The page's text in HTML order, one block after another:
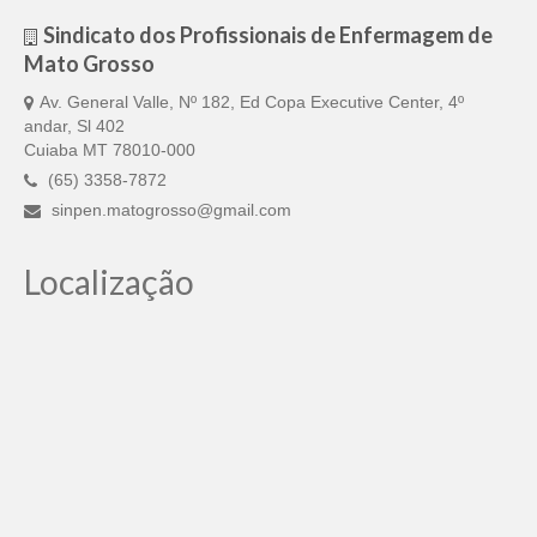
Doc. Publicados
Notícias
Contato
Sindicato dos Profissionais de Enfermagem de
Mato Grosso
Av. General Valle, Nº 182, Ed Copa Executive Center, 4º
andar, Sl 402
Cuiaba MT 78010-000
(65) 3358-7872
sinpen.matogrosso@gmail.com
Localização